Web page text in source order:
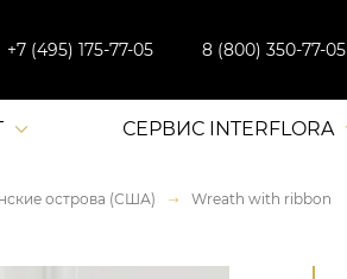
+7 (495) 175-77-05 8 (800) 350-77-05
СЕРВИС INTERFLORA
острова (США) Wreath with ribbon